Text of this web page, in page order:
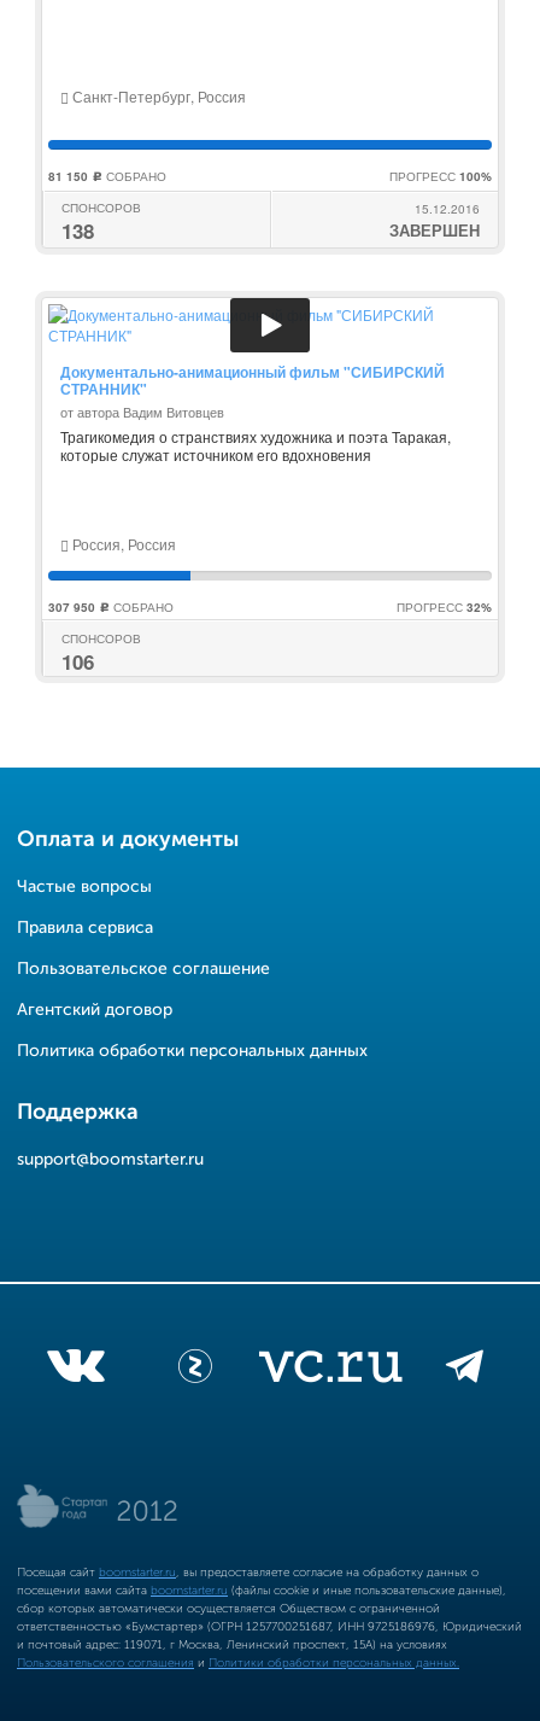
Санкт-Петербург, Россия
81 150 c СОБРАНО ПРОГРЕСС 100%
СПОНСОРОВ
138
15.12.2016
ЗАВЕРШЕН
Документально-анимационный фильм "СИБИРСКИЙ
СТРАННИК"
от автора Вадим Витовцев
Трагикомедия о странствиях художника и поэта Таракая,
которые служат источником его вдохновения
Россия, Россия
307 950 c СОБРАНО ПРОГРЕСС 32%
СПОНСОРОВ
106
Оплата и документы
Частые вопросы
Правила сервиса
Пользовательское соглашение
Агентский договор
Политика обработки персональных данных
Поддержка
support@boomstarter.ru
Посещая сайт boomstarter.ru , вы предоставляете согласие на обработку данных о
посещении вами сайта boomstarter.ru (файлы cookie и иные пользовательские данные),
сбор которых автоматически осуществляется Обществом с ограниченной
ответственностью «Бумстартер» (ОГРН 1257700251687, ИНН 9725186976, Юридический
и почтовый адрес: 119071, г Москва, Ленинский проспект, 15А) на условиях
Пользовательского соглашения и Политики обработки персональных данных.